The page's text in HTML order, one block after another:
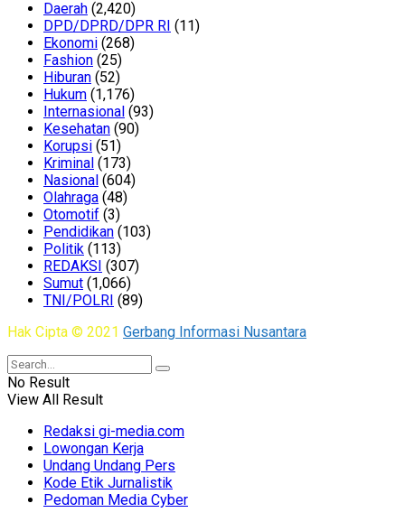
Daerah (2,420)
DPD/DPRD/DPR RI (11)
Ekonomi (268)
Fashion (25)
Hiburan (52)
Hukum (1,176)
Internasional (93)
Kesehatan (90)
Korupsi (51)
Kriminal (173)
Nasional (604)
Olahraga (48)
Otomotif (3)
Pendidikan (103)
Politik (113)
REDAKSI (307)
Sumut (1,066)
TNI/POLRI (89)
Hak Cipta © 2021 Gerbang Informasi Nusantara
No Result
View All Result
Redaksi gi-media.com
Lowongan Kerja
Undang Undang Pers
Kode Etik Jurnalistik
Pedoman Media Cyber